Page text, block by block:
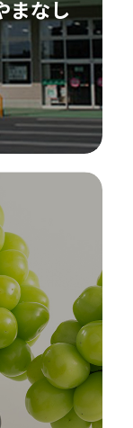
まなし